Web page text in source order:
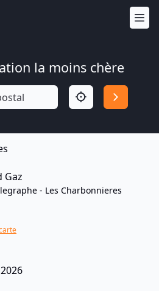
la moins chère
Gaz
- Les Charbonnieres